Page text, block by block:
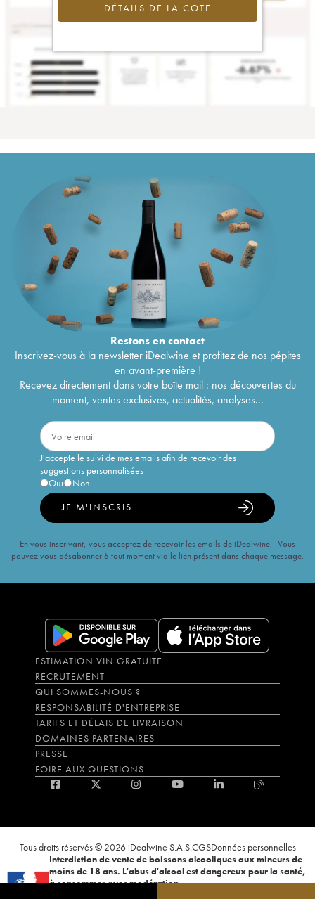
DÉTAILS DE LA COTE
Restons encontact
Inscrivez-vous à la newsletter iDealwine et profitez de nos pépites
en avant-première !
Recevez directement dans votre boîte mail : nos découvertes du
moment, ventes exclusives, actualités, analyses...
J'accepte le suivi de mes emails afin de recevoir des
suggestions personnalisées
Oui
Non
JE M'INSCRIS
En vous inscrivant, vous acceptez de recevoir les emails de iDealwine. Vous
pouvez vous désabonner à tout moment via le lien présent dans chaque message.
ESTIMATION VIN GRATUITE
RECRUTEMENT
QUI SOMMES-NOUS ?
RESPONSABILITÉ D'ENTREPRISE
TARIFS ET DÉLAIS DE LIVRAISON
DOMAINES PARTENAIRES
PRESSE
FOIRE AUX QUESTIONS
Tous droits réservés © 2026 iDealwine S.A.S.CGSDonnées personnelles
Interdiction de vente de boissons alcooliques aux mineurs de
moins de 18 ans. L'abus d'alcool est dangereux pour la santé,
à consommer avec modération.